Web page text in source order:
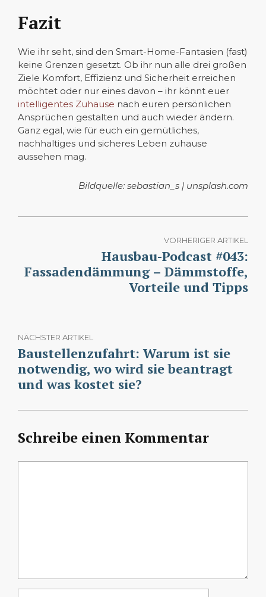
Fazit
Wie ihr seht, sind den Smart-Home-Fantasien (fast)
keine Grenzen gesetzt. Ob ihr nun alle drei großen
Ziele Komfort, Effizienz und Sicherheit erreichen
möchtet oder nur eines davon – ihr könnt euer
intelligentes Zuhause nach euren persönlichen
Ansprüchen gestalten und auch wieder ändern.
Ganz egal, wie für euch ein gemütliches,
nachhaltiges und sicheres Leben zuhause
aussehen mag.
Bildquelle: sebastian_s | unsplash.com
VORHERIGER ARTIKEL
Hausbau-Podcast #043:
Fassadendämmung – Dämmstoffe,
Vorteile und Tipps
NÄCHSTER ARTIKEL
Baustellenzufahrt: Warum ist sie
notwendig, wo wird sie beantragt
und was kostet sie?
Schreibe einen Kommentar